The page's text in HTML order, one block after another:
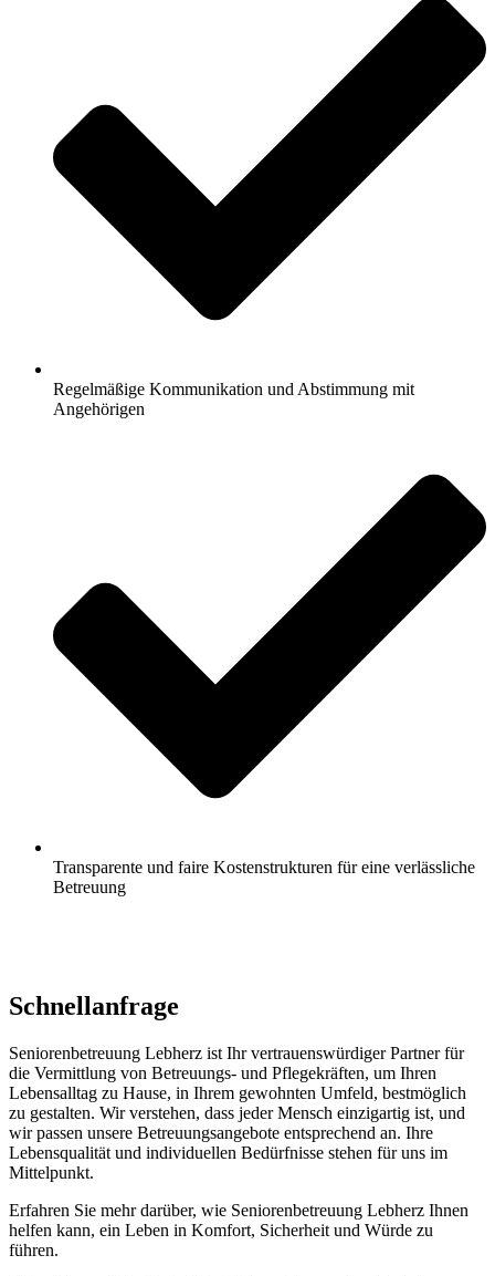
Regelmäßige Kommunikation und Abstimmung mit
Angehörigen
Transparente und faire Kostenstrukturen für eine verlässliche
Betreuung
Schnell­anfrage
Seniorenbetreuung Lebherz ist Ihr vertrauenswürdiger Partner für
die Vermittlung von Betreuungs- und Pflegekräften, um Ihren
Lebensalltag zu Hause, in Ihrem gewohnten Umfeld, bestmöglich
zu gestalten. Wir verstehen, dass jeder Mensch einzigartig ist, und
wir passen unsere Betreuungsangebote entsprechend an. Ihre
Lebensqualität und individuellen Bedürfnisse stehen für uns im
Mittelpunkt.
Erfahren Sie mehr darüber, wie Seniorenbetreuung Lebherz Ihnen
helfen kann, ein Leben in Komfort, Sicherheit und Würde zu
führen.